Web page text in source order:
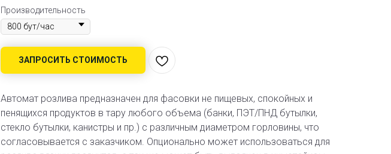
Производительность
ЗАПРОСИТЬ СТОИМОСТЬ
Автомат розлива предназначен для фасовки не пищевых, спокойных и
пенящихся продуктов в тару любого объема (банки, ПЭТ/ПНД бутылки,
стекло бутылки, канистры и пр.) с различным диаметром горловины, что
согласовывается с заказчиком. Опционально может использоваться для